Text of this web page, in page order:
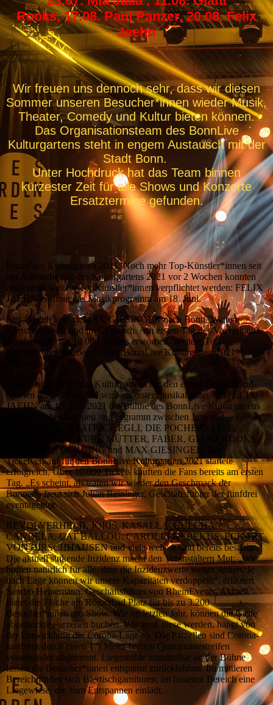
Rooks,17.08. Paul Panzer,20.08. Felix
Jaehn
Wir freuen uns dennoch sehr, dass wir diesen
Sommer unseren Besucher*innen wieder Musik,
Theater, Comedy und Kultur bieten können.
Das Organisationsteam des BonnLive
Kulturgartens steht in engem Austausch mit der
Stadt Bonn.
Unter Hochdruck hat das Team binnen
kürzester Zeit für alle Shows und Konzerte
Ersatztermine gefunden.
BonnLive Kulturgarten 2021: Noch mehr Top-Künstler*innen seit
der Ankündigung des Kulturgartens 2021 vor 2 Wochen konnten
noch neun weitere TopKünstler*innen verpflichtet werden: FELIX
JAEHN eröffnet das Musikprogramm am 18. Juni.
Am 16. Juli kommt MAX GIESINGER nach Bonn. Weitere
Künstler*innen sind im Gespräch. Am ersten Tag des Vorverkaufs
wurden mehr als 10.000 Tickets erworben. Weitere Top-
Künstler*innen haben für den BonnLive Kulturgarten 2021
zugesagt.
Nach dem Auftakt des Kulturgartens mit den ersten Deutschland-
Spielen der Fußball-EM wird als erster musikalischer Act FELIX
JAEHN am 18. Juni 2021 die Bühne des BonnLive Kulturgartens
eröffnen. Ebenfalls neu im Programm zwischen Juni und
September sind BEATRICE EGLI, DIE POCHERS LIVE,
DIETER NUHR, EURE MÜTTER, FABER, GIANT ROOKS,
JOHANNES OERDING und MAX GIESINGER. Der
Ticketverkauf für den BonnLive Kulturgarten 2021 startete
erfolgreich. Über 10.000 Tickets kauften die Fans bereits am ersten
Tag. „Es scheint, als träfen wir wieder den Geschmack der
Bonner“, freut sich Julian Reininger, Geschäftsführer der fünfdrei
eventagentur.
REVOLVERHELD, JORIS, KASALLA, CULCHA
CANDELA, CAT BALLOU, CAROLIN KEBEKUS, ECKART
VON HIRSCHHAUSEN und viele weitere sind bereits bestätigt.
Die aktuell sinkende Inzidenz macht den Veranstaltern Mut: „Wir
hoffen natürlich für alle, dass die Inzidenzwerte weiter sinken. Je
nach Lage können wir unsere Kapazitäten verdoppeln“, erläutert
Sandro Heinemann, Geschäftsführer von RheinEvents. Aktuell
bietet die Fläche am Römerbad Platz für bis zu 3.200
Besucher*innen pro Show. Wie im letzten Jahr, können die Gäste
abgesteckte Parzellen buchen. Wie groß diese werden, hängt von
der Entwicklung der Corona-Lage ab. Die Parzellen sind Corona-
konform durch einen 1,5 Meter breiten Quarantänestreifen
voneinander abgetrennt. Liegestühle unmittelbar an der Bühne
lassen die Besucher*innen entspannt zurücklehnen. Im mittleren
Bereich finden sich Biertischgarnituren, im hinteren Bereich eine
Liegewiese, die zum Entspannen einlädt.